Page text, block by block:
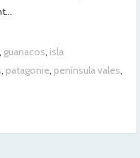
, guanacos, isla
, patagonie, península vales,